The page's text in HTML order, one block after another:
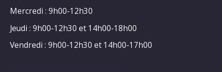
Mercredi : 9h00-12h30
Jeudi : 9h00-12h30 et 14h00-18h00
Vendredi : 9h00-12h30 et 14h00-17h00